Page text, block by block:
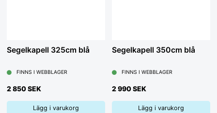
Segelkapell 325cm blå
FINNS I WEBBLAGER
2 850 SEK
Lägg i varukorg
Segelkapell 350cm blå
FINNS I WEBBLAGER
2 990 SEK
Lägg i varukorg